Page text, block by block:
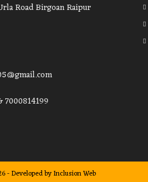
Road Birgoan Raipur
7000814199
- Developed byInclusion Web